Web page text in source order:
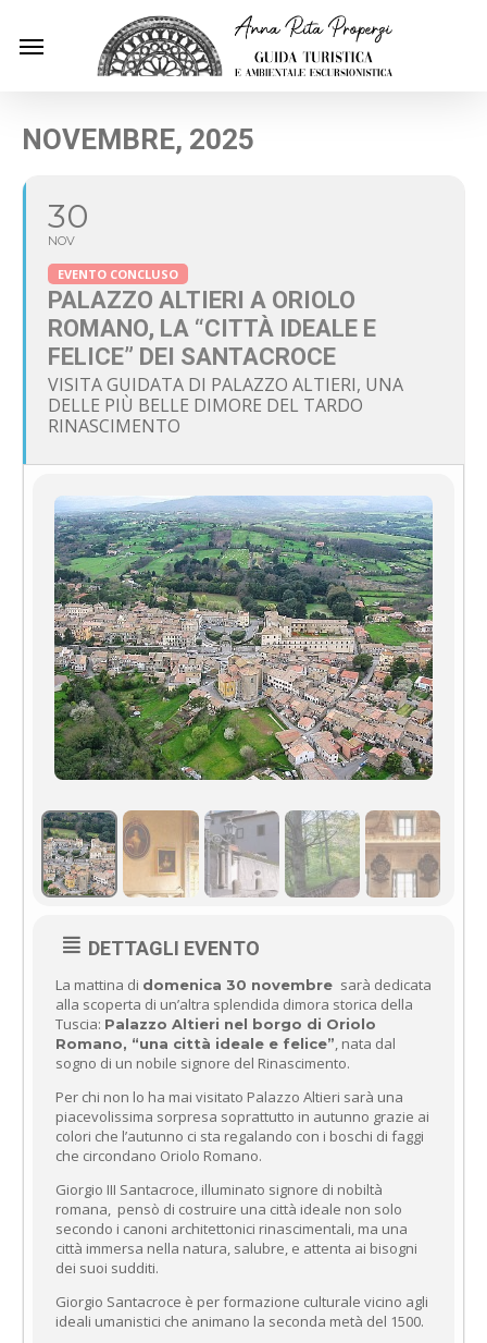
Menu
NOVEMBRE, 2025
30
NOV
EVENTO CONCLUSO
PALAZZO ALTIERI A ORIOLO
ROMANO, LA “CITTÀ IDEALE E
FELICE” DEI SANTACROCE
VISITA GUIDATA DI PALAZZO ALTIERI, UNA
DELLE PIÙ BELLE DIMORE DEL TARDO
RINASCIMENTO
DETTAGLI EVENTO
La mattina di domenica 30 novembre sarà dedicata
alla scoperta di un’altra splendida dimora storica della
Tuscia: Palazzo Altieri nel borgo di Oriolo
Romano, “una città ideale e felice”, nata dal
sogno di un nobile signore del Rinascimento.
Per chi non lo ha mai visitato Palazzo Altieri sarà una
piacevolissima sorpresa soprattutto in autunno grazie ai
colori che l’autunno ci sta regalando con i boschi di faggi
che circondano Oriolo Romano.
Giorgio III Santacroce, illuminato signore di nobiltà
romana, pensò di costruire una città ideale non solo
secondo i canoni architettonici rinascimentali, ma una
città immersa nella natura, salubre, e attenta ai bisogni
dei suoi sudditi.
Giorgio Santacroce è per formazione culturale vicino agli
ideali umanistici che animano la seconda metà del 1500.